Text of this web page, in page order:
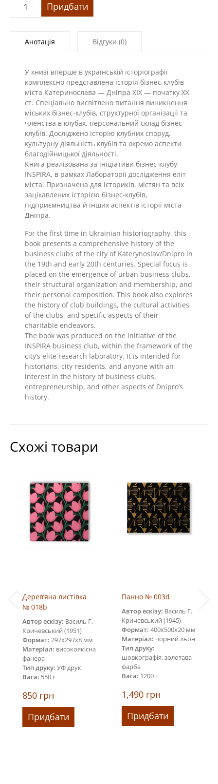
Дніпра
історія,
традиції,
спадщина»
кількість
Придбати
Анотація Відгуки (0)
У книзі вперше в українській історіографії
комплексно представлена історія бізнес-клубів
міста Катеринослава — Дніпра ХІХ — початку ХХ
ст. Спеціально висвітлено питання виникнення
міських бізнес-клубів, структурної організації та
членства в клубах, персональний склад бізнес-
клубів. Досліджено історію клубних споруд,
культурну діяльність клубів та окремо аспекти
благодійницької діяльності.
Книга реалізована за ініціативи бізнес-клубу
INSPIRA, в рамках Лабораторії дослідження еліт
міста. Призначена для істориків, містян та всіх
зацікавлених історією бізнес-клубів,
підприємництва й інших аспектів історії міста
Дніпра.
For the first time in Ukrainian historiography, this
book presents a comprehensive history of the
business clubs of the city of Katerynoslav/Dnipro in
the 19th and early 20th centuries. Special focus is
placed on the emergence of urban business clubs,
their structural organization and membership, and
their personal composition. This book also explores
the history of club buildings, the cultural activities
of the clubs, and specific aspects of their
charitable endeavors.
The book was produced on the initiative of the
INSPIRA business club, within the framework of the
city’s elite research laboratory. It is intended for
historians, city residents, and anyone with an
interest in the history of business clubs,
entrepreneurship, and other aspects of Dnipro’s
history.
Схожі товари
Дерев’яна листівка
№ 018b
Автор ескізу: Василь Г.
Кричевський (1951)
Формат: 297х297х8 мм
Матеріал: високоякісна
фанера
Тип друку: УФ друк
Вага: 550 г
850 грн
Придбати
Панно № 003d
Автор ескізу: Василь Г.
Кричевський (1945)
Формат: 400х500х20 мм
Матеріал: чорний льон
Тип друку:
шовкографія, золотава
фарба
Вага: 1200 г
1,490 грн
Придбати